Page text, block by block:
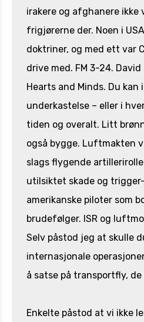
irakere og afghanere ikke
frigjørerne der. Noen i
doktriner, og med ett var
drive med. FM 3-24.
Hearts and Minds. Du kan
underkastelse – eller i
tiden og overalt. Litt
også bygge. Luftmakten
slags flygende
utilsiktet skade og
amerikanske piloter som
brudefølger. ISR og
Selv påstod jeg at skulle
internasjonale
å satse på transportfly,
Enkelte påstod at vi ikke